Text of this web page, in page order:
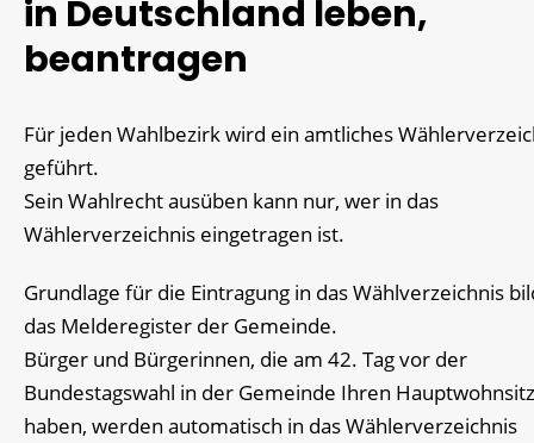
in Deutschland leben,
beantragen
Für jeden Wahlbezirk wird ein amtliches
geführt.
Sein Wahlrecht ausüben kann nur, wer in das
Wählerverzeichnis eingetragen ist.
Grundlage für die Eintragung in das Wählverzeichnis
das Melderegister der Gemeinde.
Bürger und Bürgerinnen, die am 42. Tag vor der
Bundestagswahl in der Gemeinde Ihren Hauptwohnsitz
haben, werden automatisch in das Wählerverzeichnis